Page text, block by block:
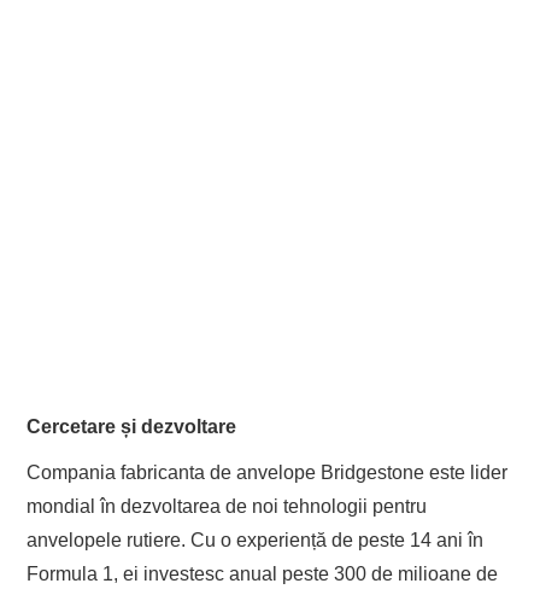
Cercetare și dezvoltare
Compania fabricanta de anvelope Bridgestone este lider
mondial în dezvoltarea de noi tehnologii pentru
anvelopele rutiere. Cu o experiență de peste 14 ani în
Formula 1, ei investesc anual peste 300 de milioane de